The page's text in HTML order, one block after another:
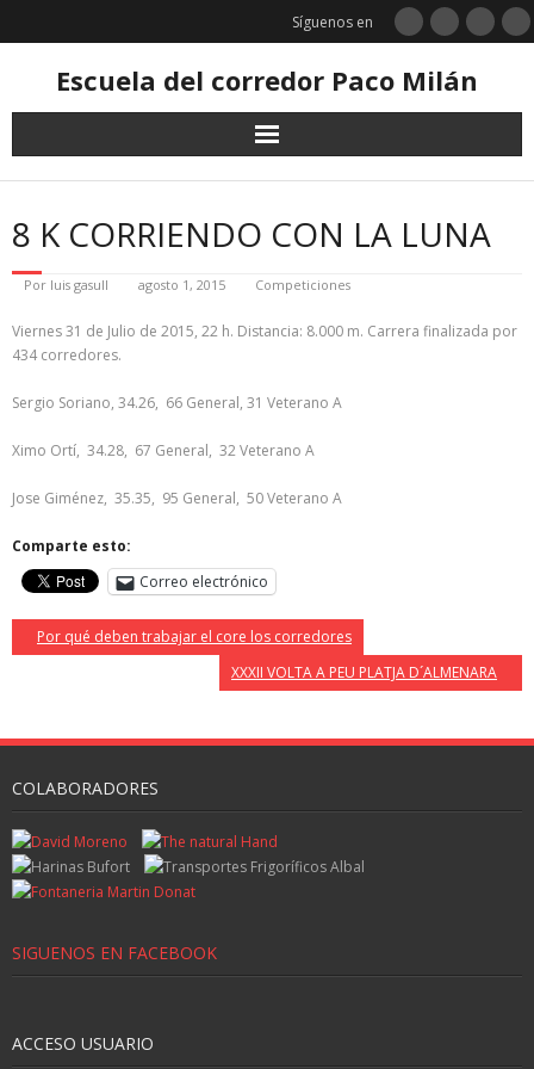
Síguenos en
Escuela del corredor Paco Milán
8 K CORRIENDO CON LA LUNA
Por luis gasull agosto 1, 2015 Competiciones
Viernes 31 de Julio de 2015, 22 h. Distancia: 8.000 m. Carrera finalizada por
434 corredores.
Sergio Soriano, 34.26, 66 General, 31 Veterano A
Ximo Ortí, 34.28, 67 General, 32 Veterano A
Jose Giménez, 35.35, 95 General, 50 Veterano A
Comparte esto:
Correo electrónico
Por qué deben trabajar el core los corredores
XXXII VOLTA A PEU PLATJA D´ALMENARA
COLABORADORES
SIGUENOS EN FACEBOOK
ACCESO USUARIO